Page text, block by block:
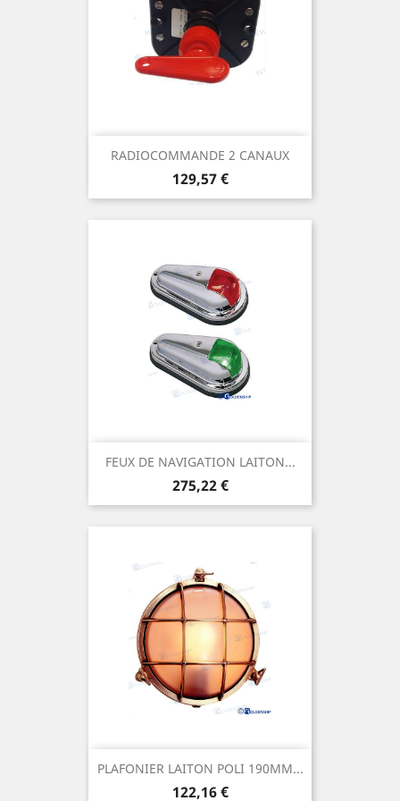
RADIOCOMMANDE 2 CANAUX
Prix
129,57 €
FEUX DE NAVIGATION LAITON...
Prix
275,22 €
PLAFONIER LAITON POLI 190MM...
Prix
122,16 €